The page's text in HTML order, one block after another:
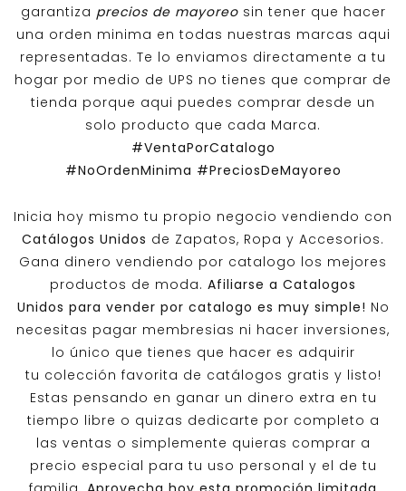
garantiza precios de mayoreosin tener que hacer
una orden minima en todas nuestras marcas aqui
representadas. Te lo enviamos directamente a tu
hogar por medio de UPS no tienes que comprar de
tienda porque aqui puedes comprar desde un
solo producto que cada Marca.
#VentaPorCatalogo
#NoOrdenMinima #PreciosDeMayoreo
Inicia hoy mismo tu propio negocio vendiendo con
Catálogos Unidos de Zapatos, Ropa y Accesorios.
Gana dinero vendiendo por catalogo los mejores
productos de moda. Afiliarse a Catalogos
Unidos para vender por catalogo es muy simple! No
necesitas pagar membresias ni hacer inversiones,
lo único que tienes que hacer es adquirir
tu colección favorita de catálogos gratis y listo!
Estas pensando en ganar un dinero extra en tu
tiempo libre o quizas dedicarte por completo a
las ventas o simplemente quieras comprar a
precio especial para tu uso personal y el de tu